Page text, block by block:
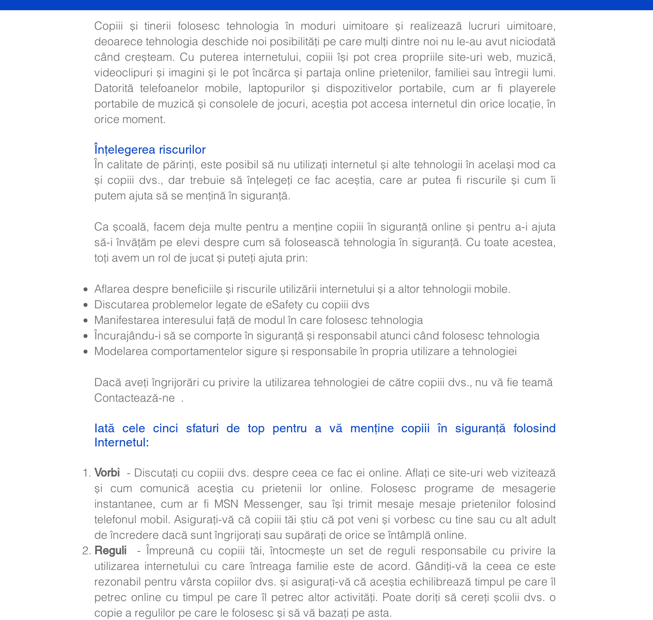
Copiii și tinerii folosesc tehnologia în moduri uimitoare și realizează lucruri uimitoare,
deoarece tehnologia deschide noi posibilități pe care mulți dintre noi nu le-au avut niciodată
când creșteam. Cu puterea internetului, copiii își pot crea propriile site-uri web, muzică,
videoclipuri și imagini și le pot încărca și partaja online prietenilor, familiei sau întregii lumi.
Datorită telefoanelor mobile, laptopurilor și dispozitivelor portabile, cum ar fi playerele
portabile de muzică și consolele de jocuri, aceștia pot accesa internetul din orice locație, în
orice moment.
Înțelegerea riscurilor
În calitate de părinți, este posibil să nu utilizați internetul și alte tehnologii în același mod ca
și copiii dvs., dar trebuie să înțelegeți ce fac aceștia, care ar putea fi riscurile și cum îi
putem ajuta să se mențină în siguranță.
Ca școală, facem deja multe pentru a menține copiii în siguranță online și pentru a-i ajuta
să-i învățăm pe elevi despre cum să folosească tehnologia în siguranță. Cu toate acestea,
toți avem un rol de jucat și puteți ajuta prin:
Aflarea despre beneficiile și riscurile utilizării internetului și a altor tehnologii mobile.
Discutarea problemelor legate de eSafety cu copiii dvs
Manifestarea interesului față de modul în care folosesc tehnologia
Încurajându-i să se comporte în siguranță și responsabil atunci când folosesc tehnologia
Modelarea comportamentelor sigure și responsabile în propria utilizare a tehnologiei
Dacă aveți îngrijorări cu privire la utilizarea tehnologiei de către copiii dvs., nu vă fie teamă
Contactează-ne .
Iată cele cinci sfaturi de top pentru a vă menține copiii în siguranță folosind
Internetul:
Vorbi - Discutați cu copiii dvs. despre ceea ce fac ei online. Aflați ce site-uri web vizitează
și cum comunică aceștia cu prietenii lor online. Folosesc programe de mesagerie
instantanee, cum ar fi MSN Messenger, sau își trimit mesaje mesaje prietenilor folosind
telefonul mobil. Asigurați-vă că copiii tăi știu că pot veni și vorbesc cu tine sau cu alt adult
de încredere dacă sunt îngrijorați sau supărați de orice se întâmplă online.
Reguli - Împreună cu copiii tăi, întocmește un set de reguli responsabile cu privire la
utilizarea internetului cu care întreaga familie este de acord. Gândiți-vă la ceea ce este
rezonabil pentru vârsta copiilor dvs. și asigurați-vă că aceștia echilibrează timpul pe care îl
petrec online cu timpul pe care îl petrec altor activități. Poate doriți să cereți școlii dvs. o
copie a regulilor pe care le folosesc și să vă bazați pe asta.